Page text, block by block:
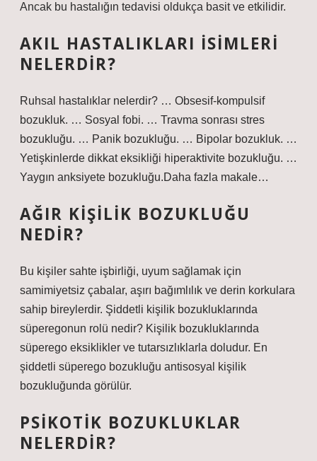
Ancak bu hastalığın tedavisi oldukça basit ve etkilidir.
AKIL HASTALIKLARI ISIMLERI
NELERDIR?
Ruhsal hastalıklar nelerdir? … Obsesif-kompulsif
bozukluk. … Sosyal fobi. … Travma sonrası stres
bozukluğu. … Panik bozukluğu. … Bipolar bozukluk. …
Yetişkinlerde dikkat eksikliği hiperaktivite bozukluğu. …
Yaygın anksiyete bozukluğu.Daha fazla makale…
AĞIR KIŞILIK BOZUKLUĞU
NEDIR?
Bu kişiler sahte işbirliği, uyum sağlamak için
samimiyetsiz çabalar, aşırı bağımlılık ve derin korkulara
sahip bireylerdir. Şiddetli kişilik bozukluklarında
süperegonun rolü nedir? Kişilik bozukluklarında
süperego eksiklikler ve tutarsızlıklarla doludur. En
şiddetli süperego bozukluğu antisosyal kişilik
bozukluğunda görülür.
PSIKOTIK BOZUKLUKLAR
NELERDIR?